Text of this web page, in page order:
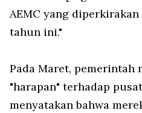
AEMC yang
tahun ini."
Pada Maret, pemerintah
"harapan" terhadap
menyatakan bahwa